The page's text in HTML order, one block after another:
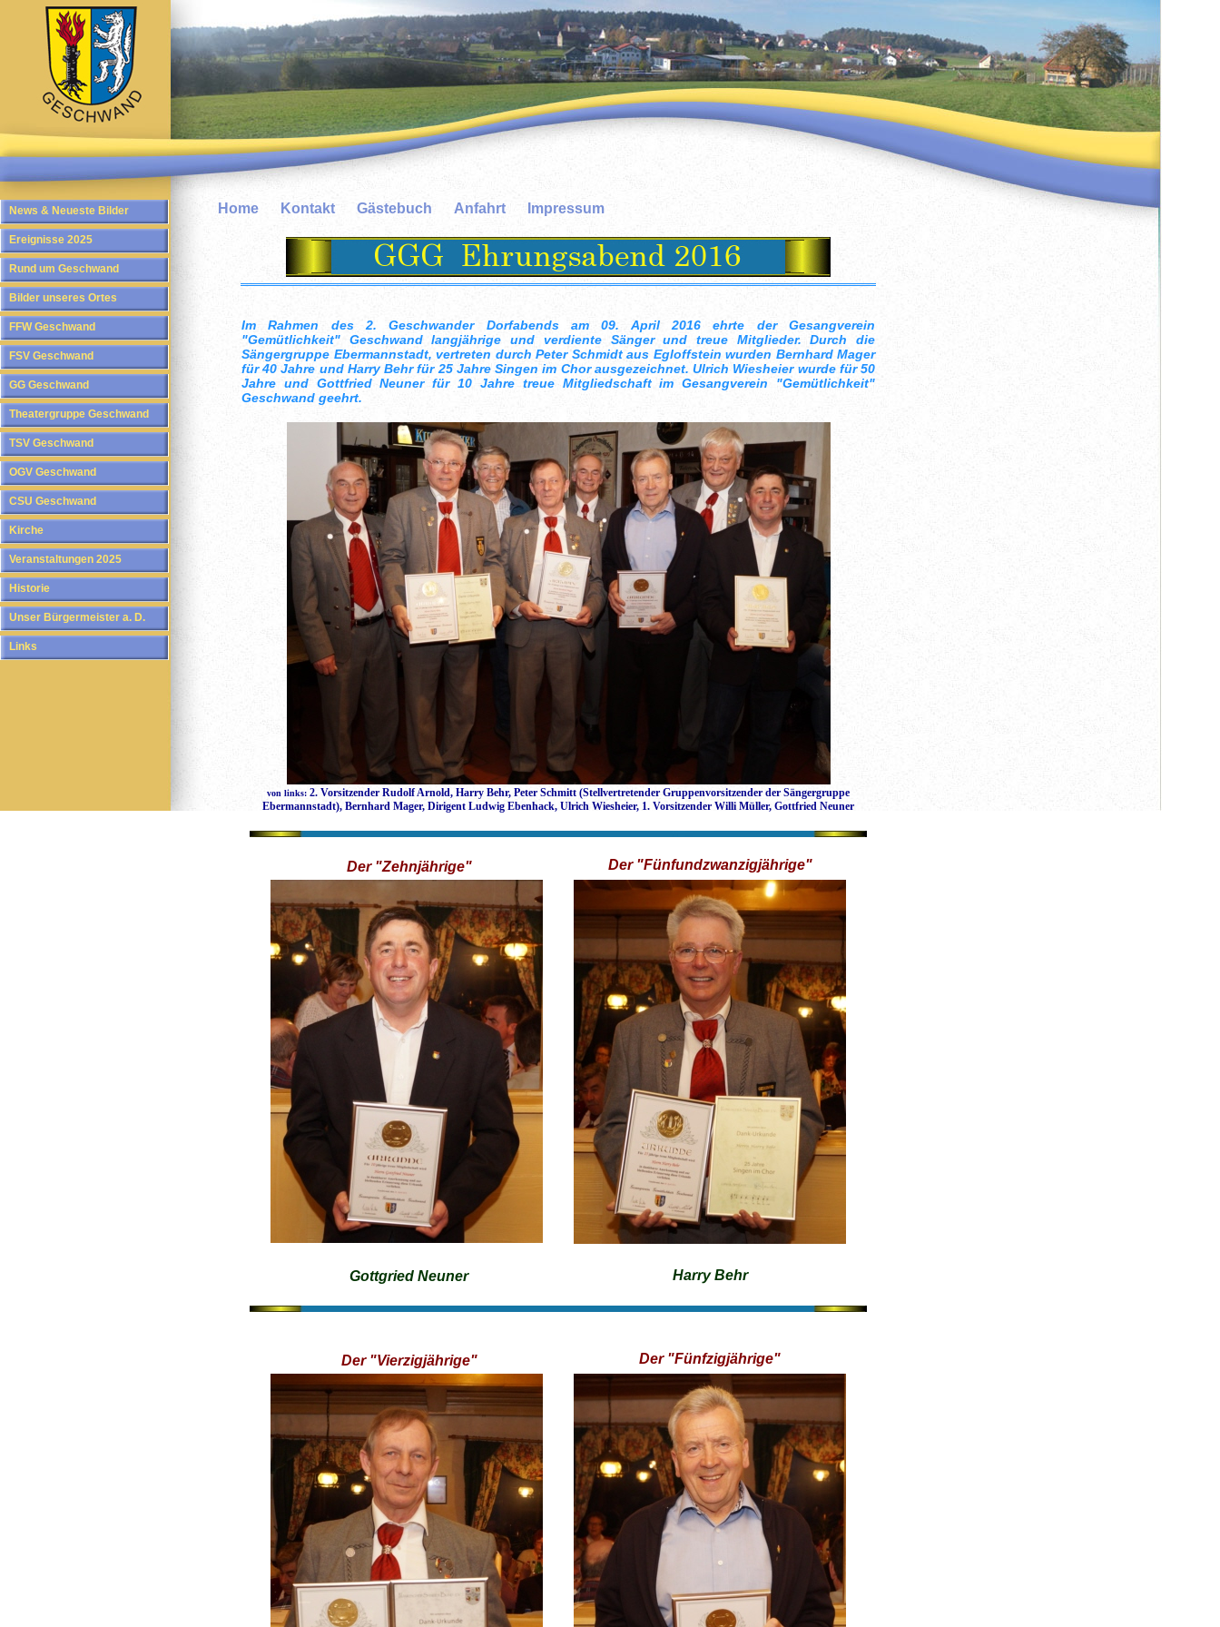
News & Neueste Bilder
Ereignisse 2025
Rund um Geschwand
Bilder unseres Ortes
FFW Geschwand
FSV Geschwand
GG Geschwand
Theatergruppe Geschwand
TSV Geschwand
OGV Geschwand
CSU Geschwand
Kirche
Veranstaltungen 2025
Historie
Unser Bürgermeister a. D.
Links
Home Kontakt Gästebuch Anfahrt Impressum
Im Rahmen des 2. Geschwander Dorfabends am 09. April 2016 ehrte der Gesangverein
"Gemütlichkeit" Geschwand langjährige und verdiente Sänger und treue Mitglieder. Durch die
Sängergruppe Ebermannstadt, vertreten durch Peter Schmidt aus Egloffstein wurden Bernhard Mager
für 40 Jahre und Harry Behr für 25 Jahre Singen im Chor ausgezeichnet. Ulrich Wiesheier wurde für 50
Jahre und Gottfried Neuner für 10 Jahre treue Mitgliedschaft im Gesangverein "Gemütlichkeit"
Geschwand geehrt.
von links: 2. Vorsitzender Rudolf Arnold, Harry Behr, Peter Schmitt (Stellvertretender Gruppenvorsitzender der Sängergruppe
Ebermannstadt), Bernhard Mager, Dirigent Ludwig Ebenhack, Ulrich Wiesheier, 1. Vorsitzender Willi Müller, Gottfried Neuner
Der "Zehnjährige" Der "Fünfundzwanzigjährige"
Gottgried Neuner Harry Behr
Der "Vierzigjährige" Der "Fünfzigjährige"